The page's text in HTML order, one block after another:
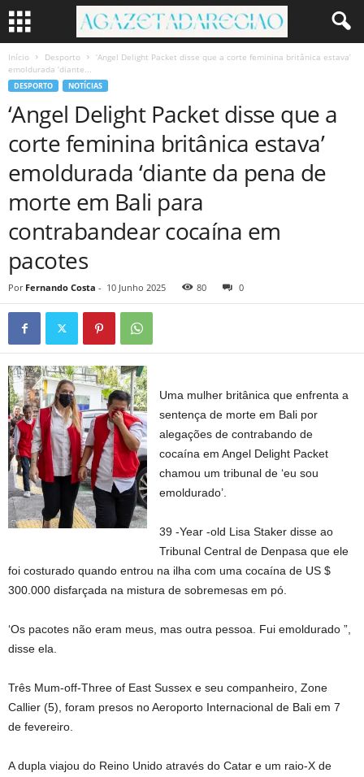
Início Desporto
‘Angel Delight Packet disse que a corte feminina britânica estava’
emoldurada ‘diante...
DESPORTO NOTÍCIAS
‘Angel Delight Packet disse que a
corte feminina britânica estava’
emoldurada ‘diante da pena de
morte em Bali para
contrabandear cocaína em
pacotes
Por Fernando Costa - 10 Junho 2025 80 0
Uma mulher britânica que enfrenta a
sentença de morte em Bali por
alegações de contrabando de
cocaína em Angel Delight Packet
chamou um tribunal de ‘eu sou
emoldurado’.
39 -Year -old Lisa Staker disse ao
Tribunal Central de Denpasa que ele
foi costurado quando entrou na ilha com uma cocaína de US $
300.000 disfarçada na mistura de sobremesas em pó.
‘Os pacotes não eram meus, mas outra pessoa. Fui emoldurado ”,
disse ela.
Três Mum-off-Three of East Sussex e seu companheiro, Zone
Callier (5), foram presos no Aeroporto Internacional de Bali em 7
de fevereiro.
A dupla viajou do Reino Unido através do Catar e um raio-X de